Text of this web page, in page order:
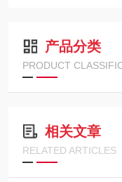
产品分类
PRODUCT
相关文章
RELATED ARTICLES